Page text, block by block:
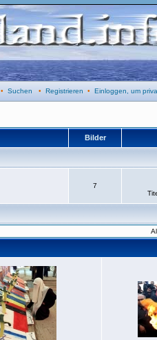
• Suchen • Registrieren • Einloggen, um
Bilder
7